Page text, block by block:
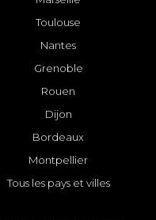
Toulouse
Nantes
Grenoble
Rouen
Dijon
Bordeaux
Montpellier
Tous les pays et villes